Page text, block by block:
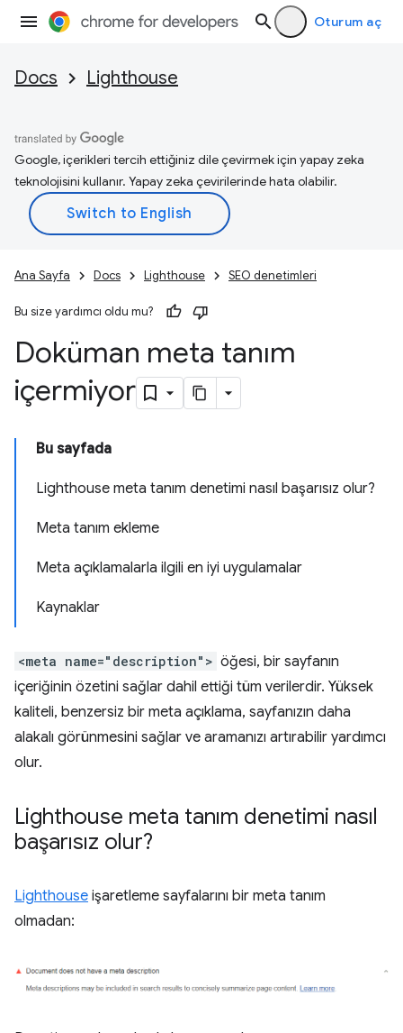
Oturum aç
Docs Lighthouse
Google, içerikleri tercih ettiğiniz dile çevirmek için yapay zeka
teknolojisini kullanır. Yapay zeka çevirilerinde hata olabilir.
Ana Sayfa Docs Lighthouse SEO denetimleri
Bu size yardımcı oldu mu?
Doküman meta tanım
içermiyor
Bu sayfada
Lighthouse meta tanım denetimi nasıl başarısız olur?
Meta tanım ekleme
Meta açıklamalarla ilgili en iyi uygulamalar
Kaynaklar
<meta name="description"> öğesi, bir sayfanın
içeriğinin özetini sağlar dahil ettiği tüm verilerdir. Yüksek
kaliteli, benzersiz bir meta açıklama, sayfanızın daha
alakalı görünmesini sağlar ve aramanızı artırabilir yardımcı
olur.
Lighthouse meta tanım denetimi nasıl
başarısız olur?
Lighthouse işaretleme sayfalarını bir meta tanım
olmadan: